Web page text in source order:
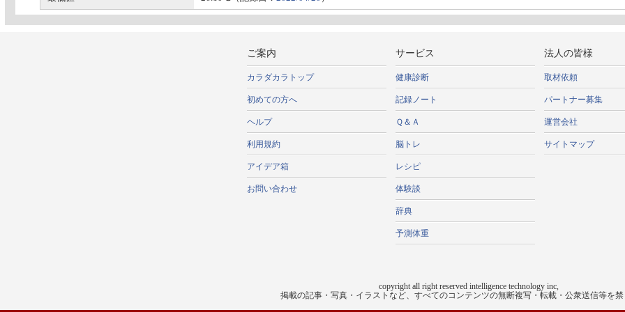
ご案内
カラダカラトップ
初めての方へ
ヘルプ
利用規約
アイデア箱
お問い合わせ
サービス
健康診断
記録ノート
Ｑ＆Ａ
脳トレ
レシピ
体験談
辞典
予測体重
法人の皆様
取材依頼
パートナー募集
運営会社
サイトマップ
copyright all right reserved intelligence technology inc,
掲載の記事・写真・イラストなど、すべてのコンテンツの無断複写・転載・公衆送信等を